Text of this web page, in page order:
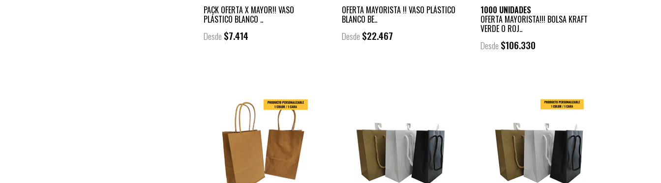
PACK OFERTA X MAYOR!! VASO
PLÁSTICO BLANCO ..
Desde $7.414
OFERTA MAYORISTA !! VASO PLÁSTICO
BLANCO BE..
Desde $22.467
1000 UNIDADES
OFERTA MAYORISTA!!! BOLSA KRAFT
VERDE O ROJ..
Desde $106.330